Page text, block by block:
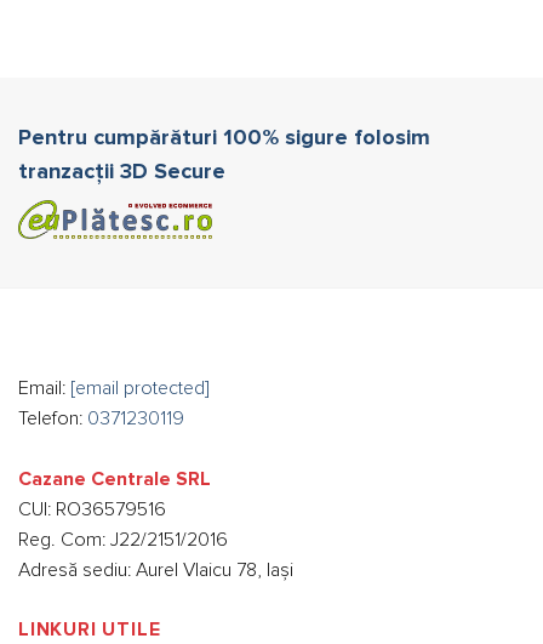
Pentru cumpărături 100% sigure folosim
tranzacții 3D Secure
Email: [email protected]
Telefon: 0371230119
Cazane Centrale SRL
CUI: RO36579516
Reg. Com: J22/2151/2016
Adresă sediu: Aurel Vlaicu 78, Iași
LINKURI UTILE